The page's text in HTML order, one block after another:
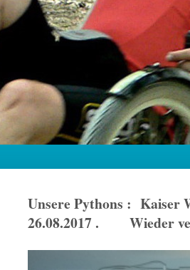
Unsere Pythons :
26.08.2017 . Wieder